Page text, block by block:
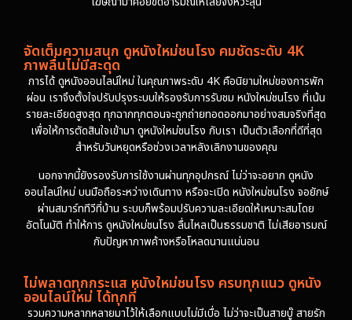
จัดเต็มความสนุก ดูหนังใหม่ชนโรง คมชัดระดับ 4K
ภาพลื่นไม่มีสะดุด
การได้ ดูหนังออนไลน์ใหม่ ในคุณภาพระดับ 4K คือนิยามใหม่ของการพัก
ผ่อน เราจึงตั้งใจปรับปรุงระบบให้รองรับการรับชม หนังใหม่ชนโรง ที่เน้น
รายละเอียดสูงสุด ทุกฉากทุกตอนจะถูกถ่ายทอดออกมาอย่างสมจริงที่สุด
เพื่อให้การตัดสินใจเข้ามา ดูหนังใหม่ชนโรง กับเรา เป็นตัวเลือกที่ดีที่สุด
สำหรับวันหยุดหรือช่วงเวลาหลังเลิกงานของคุณ
นอกจากนี้ยังรองรับการใช้งานผ่านทุกอุปกรณ์ ไม่ว่าจะอยาก ดูหนัง
ออนไลน์ใหม่ บนมือถือระหว่างเดินทาง หรือจะเปิด หนังใหม่ชนโรง จอยักษ์
ผ่านสมาร์ททีวีที่บ้าน ระบบก็พร้อมปรับความละเอียดให้เหมาะสมโดย
อัตโนมัติ ทำให้การ ดูหนังใหม่ชนโรง ลื่นไหลเป็นธรรมชาติ ไม่เสียอารมณ์
กับปัญหาภาพค้างหรือโหลดนานแน่นอน
ไม่พลาดทุกกระแส หนังใหม่ชนโรง ครบทุกแนว ดูหนัง
ออนไลน์ใหม่ ได้ทุกที่
รวมความหลากหลายมาไว้ให้เลือกแบบไม่มีเบื่อ ไม่ว่าจะเป็นสายบู๊ สายรัก